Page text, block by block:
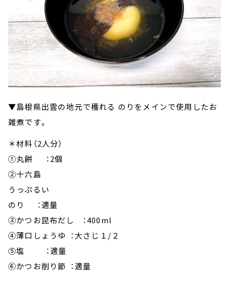
▼島根県出雲の地元で穫れる のりをメインで使用したお
雑煮です。
＊材料（2人分）
①丸餅 ：2個
②十六島
うっぷるい
のり ：適量
③かつお昆布だし ：400ml
④薄口しょうゆ ：大さじ１/２
⑤塩 ：適量
⑥かつお削り節 ：適量